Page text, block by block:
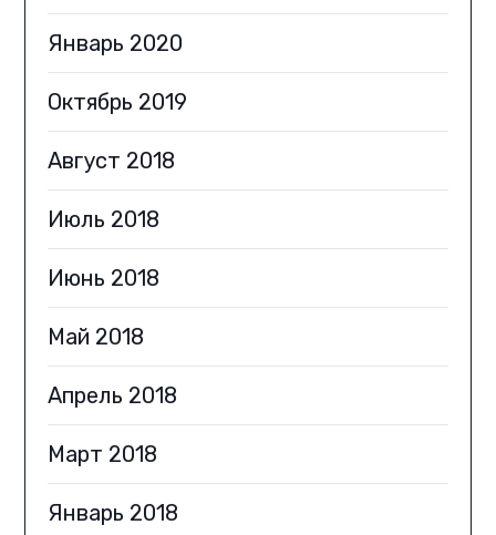
Январь 2020
Октябрь 2019
Август 2018
Июль 2018
Июнь 2018
Май 2018
Апрель 2018
Март 2018
Январь 2018